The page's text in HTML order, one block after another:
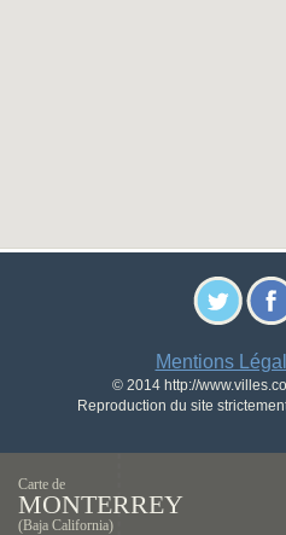
Mentions
© 2014 http://
Reproduction du site
Carte de
MONTERREY
(Baja California)